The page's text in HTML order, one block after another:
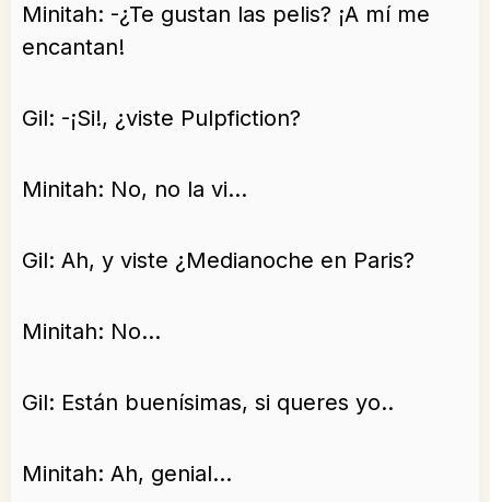
Minitah: -¿Te gustan las pelis? ¡A mí me
encantan!
Gil: -¡Si!, ¿viste Pulpfiction?
Minitah: No, no la vi…
Gil: Ah, y viste ¿Medianoche en Paris?
Minitah: No…
Gil: Están buenísimas, si queres yo..
Minitah: Ah, genial…